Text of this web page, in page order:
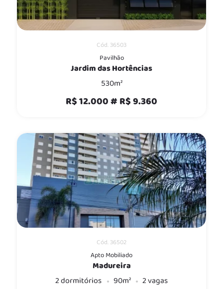
Cód. 36503
Pavilhão
Jardim das Hortências
530m²
R$ 12.000 # R$ 9.360
Cód. 36502
Apto Mobiliado
Madureira
2 dormitórios
90m² 2 vagas